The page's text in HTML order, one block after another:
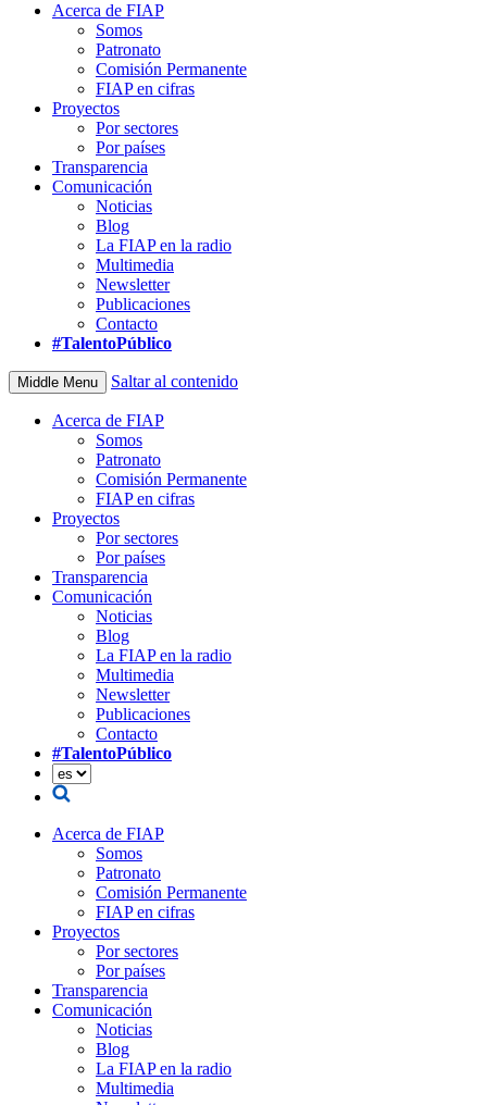
Acerca de FIAP
Somos
Patronato
Comisión Permanente
FIAP en cifras
Proyectos
Por sectores
Por países
Transparencia
Comunicación
Noticias
Blog
La FIAP en la radio
Multimedia
Newsletter
Publicaciones
Contacto
#TalentoPúblico
Middle Menu Saltar al contenido
Acerca de FIAP
Somos
Patronato
Comisión Permanente
FIAP en cifras
Proyectos
Por sectores
Por países
Transparencia
Comunicación
Noticias
Blog
La FIAP en la radio
Multimedia
Newsletter
Publicaciones
Contacto
#TalentoPúblico
Acerca de FIAP
Somos
Patronato
Comisión Permanente
FIAP en cifras
Proyectos
Por sectores
Por países
Transparencia
Comunicación
Noticias
Blog
La FIAP en la radio
Multimedia